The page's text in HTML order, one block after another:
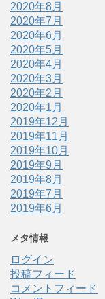
2020年8月
2020年7月
2020年6月
2020年5月
2020年4月
2020年3月
2020年2月
2020年1月
2019年12月
2019年11月
2019年10月
2019年9月
2019年8月
2019年7月
2019年6月
メタ情報
ログイン
投稿フィード
コメントフィード